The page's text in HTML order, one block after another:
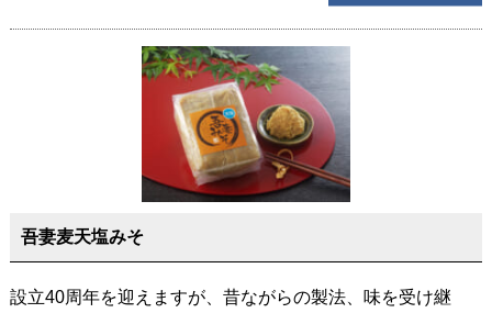
吾妻麦天塩みそ
設立40周年を迎えますが、昔ながらの製法、味を受け継